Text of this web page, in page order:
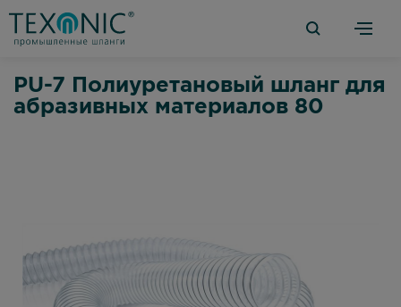
PU-7 Полиуретановый шланг для
абразивных материалов 80